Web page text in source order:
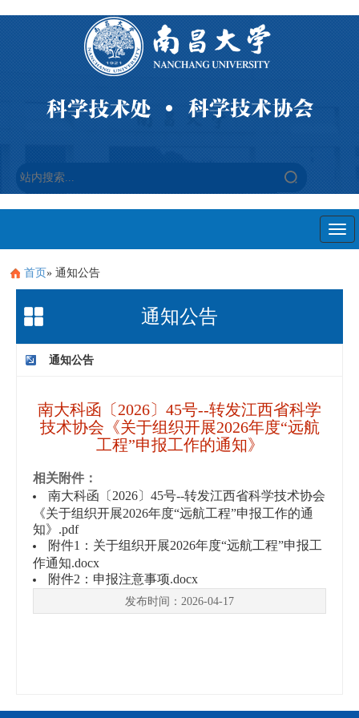
首页» 通知公告
通知公告
通知公告
南大科函〔2026〕45号--转发江西省科学
技术协会《关于组织开展2026年度“远航
工程”申报工作的通知》
相关附件：
南大科函〔2026〕45号--转发江西省科学技术协会
《关于组织开展2026年度“远航工程”申报工作的通
知》.pdf
附件1：关于组织开展2026年度“远航工程”申报工
作通知.docx
附件2：申报注意事项.docx
发布时间：2026-04-17